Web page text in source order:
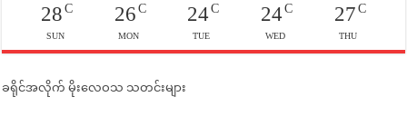
28C
SUN
26C
MON
24C
TUE
24C
WED
27C
THU
ခရိုင်အလိုက် မိုးလေဝသ သတင်းများ